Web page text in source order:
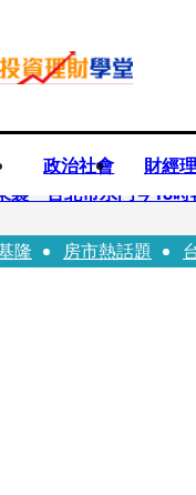
政治社會 財經
襲 台北市水門今18時
到一半突收兒子告白
隆 房市熱話題